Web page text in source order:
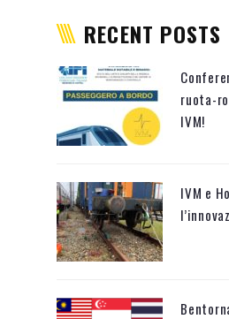
RECENT POSTS
ruota-
IVM!
IVM e